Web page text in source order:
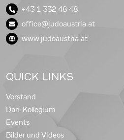
+43 1 332 48 48
office@judoaustria.at
www.judoaustria.at
QUICK LINKS
Vorstand
Dan-Kollegium
Events
Bilder und Videos